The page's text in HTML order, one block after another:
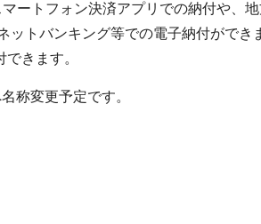
ートフォン決済アプリでの納付や、
トバンキング等での電子納付ができ
きます。
称変更予定です。